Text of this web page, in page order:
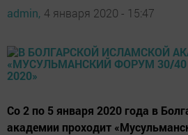
admin, 4 января 2020 - 15:47
Со 2 по 5 января 2020 года в
академии проходит